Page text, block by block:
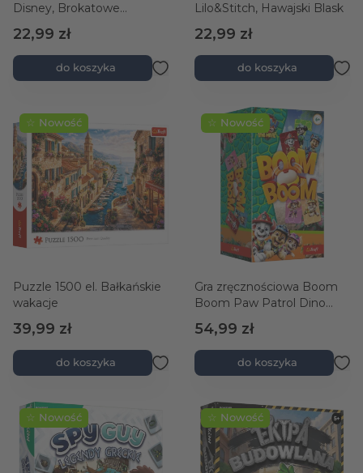
Disney, Brokatowe
22,99 zł
do koszyka
Lilo&Stitch, Hawajski Blask
22,99 zł
do koszyka
☆ Nowość
Puzzle 1500 el. Bałkańskie
wakacje
39,99 zł
do koszyka
☆ Nowość
Gra zręcznościowa Boom
Boom Paw Patrol Dino
54,99 zł
do koszyka
☆ Nowość ☆ Nowość